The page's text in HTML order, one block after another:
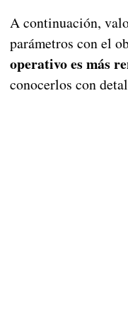
A continuación,
parámetros con el
operativo es más
conocerlos con